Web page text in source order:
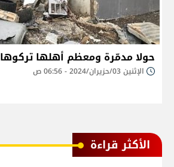
حولا مدمّرة ومعظم أهلها تركوها
الإثنين 03/حزيران/2024 - 06:56 ص
الأكثر قراءة